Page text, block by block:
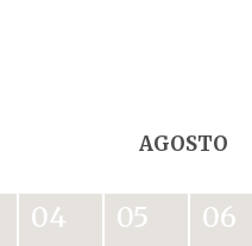
AGOSTO
04 05 06